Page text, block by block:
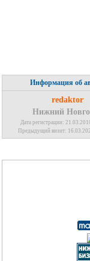
Информация об
redaktor
Нижний
Дата регистрации:
Предыдущий визит: